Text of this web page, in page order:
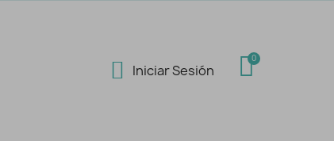
Iniciar Sesión